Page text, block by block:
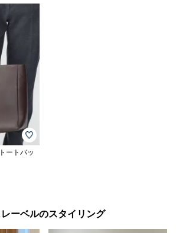
ートバッ
レーベルのスタイリング